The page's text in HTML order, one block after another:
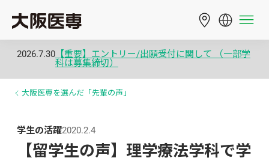
2026.7.30 【重要】エントリー/出願受付に関して （一部学
科は募集締切）
大阪医専を選んだ「先輩の声」
学生の活躍2020.2.4
【留学生の声】理学療法学科で学